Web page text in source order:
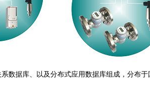
数据库、以及分布式应用数据库组成，分布